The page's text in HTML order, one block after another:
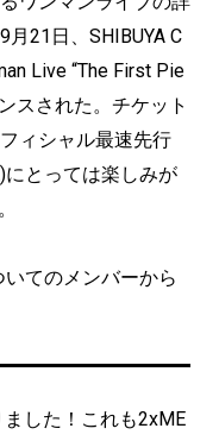
21日、SHIBUYA C
Live “The First Pie
スされた。チケット
ィシャル最速先行
とっては楽しみが
てのメンバーから
した！これも2xME